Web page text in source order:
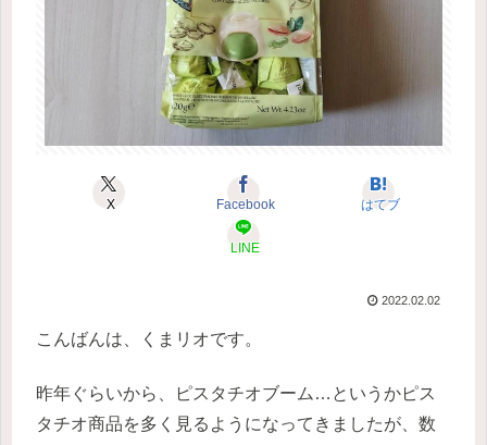
X Facebook はてブ
LINE
2022.02.02
こんばんは、くまリオです。
昨年ぐらいから、ピスタチオブーム…というかピス
タチオ商品を多く見るようになってきましたが、数